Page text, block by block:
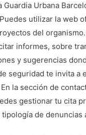
Guardia Urbana
utilizar la web
del
informes, sobre
y sugerencias
seguridad te invita a
la sección de
gestionar tu cita
de denuncias